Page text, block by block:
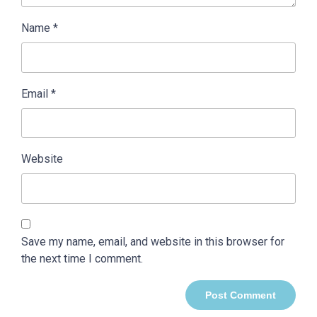
Name *
Email *
Website
Save my name, email, and website in this browser for
the next time I comment.